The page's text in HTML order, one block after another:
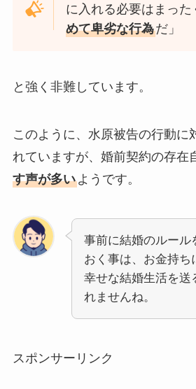
に入れる必要はまっ
めて卑劣な行為だ」
と強く非難しています。
このように、水原被告の行動に
れていますが、婚前契約の存在
す声が多いようです。
事前に結婚のルール
おく事は、お金持ち
幸せな結婚生活を送
れませんね。
スポンサーリンク